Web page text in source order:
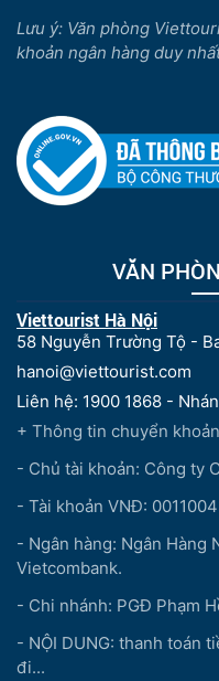
Lưu ý: Văn phòng
khoản ngân hàng duy
VĂN
Viettourist Hà Nội
58 Nguyễn Trường Tộ -
hanoi@viettourist.com
Liên hệ: 1900 1868 -
+ Thông tin chuyển
- Chủ tài khoản: Công ty
- Tài khoản VNĐ:
- Ngân hàng: Ngân Hàng
Vietcombank.
- Chi nhánh: PGĐ Phạm
- NỘI DUNG: thanh toán
đi...